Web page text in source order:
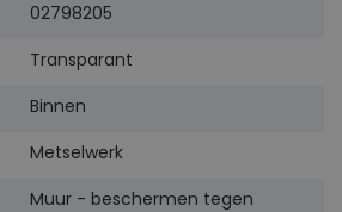
02798205
Transparant
Binnen
Metselwerk
Muur - beschermen tegen